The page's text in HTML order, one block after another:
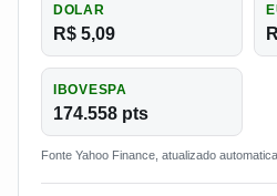
DOLAR
R$ 5,09
IBOVESPA
174.558 pts
Fonte Yahoo Finance, atualizado